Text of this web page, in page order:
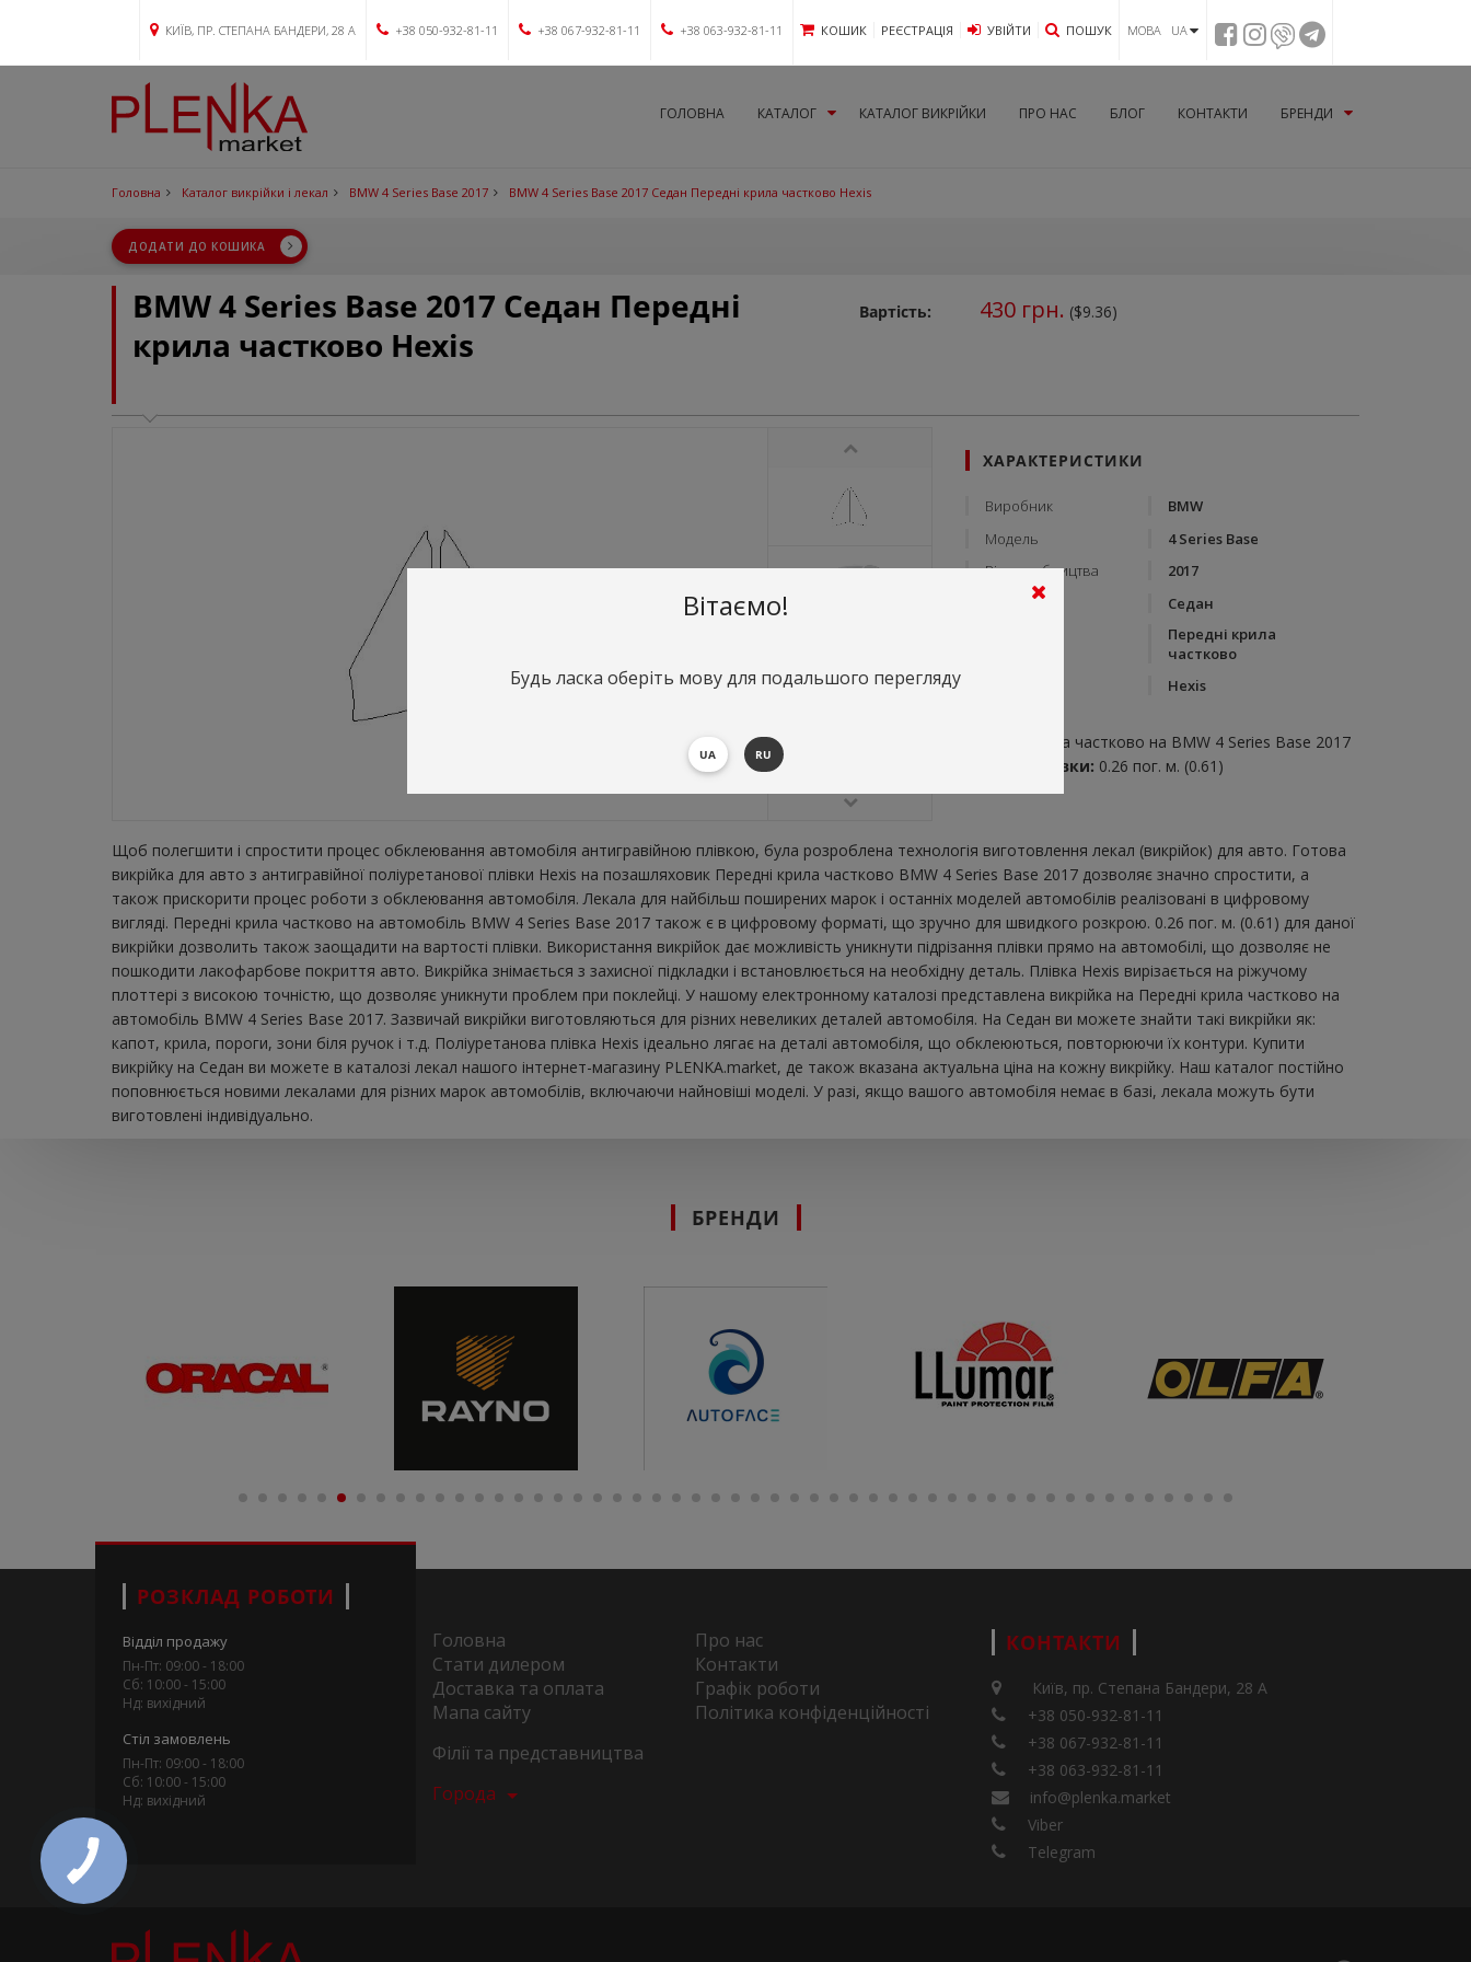
КИЇВ, ПР. СТЕПАНА БАНДЕРИ, 28 А +38 050-932-81-11 +38 067-932-81-11 +38 063-932-81-11 КОШИК РЕЄСТРАЦІЯ УВIЙТИ ПОШУК МОВА UA
ГОЛОВНА КАТАЛОГ КАТАЛОГ ВИКРІЙКИ ПРО НАС БЛОГ КОНТАКТИ БРЕНДИ
Головна Каталог викрійки і лекал BMW 4 Series Base 2017 BMW 4 Series Base 2017 Седан Передні крила частково Hexis
ДОДАТИ ДО КОШИКА
BMW 4 Series Base 2017 Седан Передні
крила частково Hexis
Вартість: 430грн. ($9.36)
ХАРАКТЕРИСТИКИ
Виробник
BMW
Модель
4 Series Base
Рік виробництва
2017
Тип кузову
Седан
Передні крила
частково
Hexis
Передні крила частково на BMW 4 Series Base 2017
Витрата плівки: 0.26 пог. м. (0.61)
Щоб полегшити і спростити процес обклеювання автомобіля антигравійною плівкою, була розроблена технологія виготовлення лекал (викрійок) для авто. Готова
викрійка для авто з антигравійної поліуретанової плівки Hexis на позашляховик Передні крила частково BMW 4 Series Base 2017 дозволяє значно спростити, а
також прискорити процес роботи з обклеювання автомобіля. Лекала для найбільш поширених марок і останніх моделей автомобілів реалізовані в цифровому
вигляді. Передні крила частково на автомобіль BMW 4 Series Base 2017 також є в цифровому форматі, що зручно для швидкого розкрою. 0.26 пог. м. (0.61) для даної
викрійки дозволить також заощадити на вартості плівки. Використання викрійок дає можливість уникнути підрізання плівки прямо на автомобілі, що дозволяє не
пошкодити лакофарбове покриття авто. Викрійка знімається з захисної підкладки і встановлюється на необхідну деталь. Плівка Hexis вирізається на ріжучому
плоттері з високою точністю, що дозволяє уникнути проблем при поклейці. У нашому електронному каталозі представлена ​​викрійка на Передні крила частково на
автомобіль BMW 4 Series Base 2017. Зазвичай викрійки виготовляються для різних невеликих деталей автомобіля. На Седан ви можете знайти такі викрійки як:
капот, крила, пороги, зони біля ручок і т.д. Поліуретанова плівка Hexis ідеально лягає на деталі автомобіля, що обклеюються, повторюючи їх контури. Купити
викрійку на Седан ви можете в каталозі лекал нашого інтернет-магазину PLENKA.market, де також вказана актуальна ціна на кожну викрійку. Наш каталог постійно
поповнюється новими лекалами для різних марок автомобілів, включаючи найновіші моделі. У разі, якщо вашого автомобіля немає в базі, лекала можуть бути
виготовлені індивідуально.
БРЕНДИ
РОЗКЛАД РОБОТИ
Відділ продажу
Пн-Пт: 09:00 - 18:00
Сб: 10:00 - 15:00
Нд: вихідний
Стіл замовлень
Пн-Пт: 09:00 - 18:00
Сб: 10:00 - 15:00
Нд: вихідний
Головна
Про нас
Стати дилером
Контакти
Доставка та оплата
Графік роботи
Мапа сайту
Політика конфіденційності
Філії та представництва
Города
КОНТАКТИ
Київ, пр. Степана Бандери, 28 А
+38 050-932-81-11
+38 067-932-81-11
+38 063-932-81-11
info@plenka.market
Viber
Telegram
Вітаємо!
Будь ласка оберіть мову для подальшого перегляду
UA RU